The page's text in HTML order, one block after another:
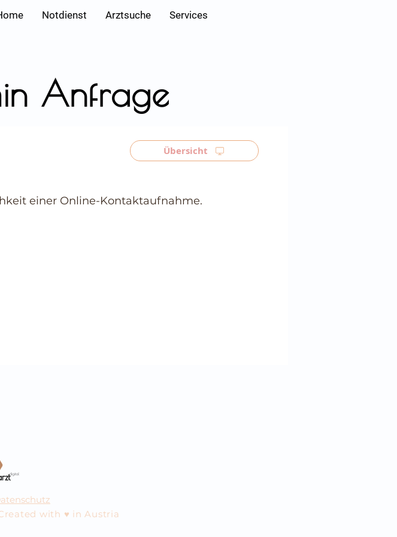
Notdienst Arztsuche Services
Übersicht
Anfrage
einer Online-Kontaktaufnahme.
with ♥ in Austria